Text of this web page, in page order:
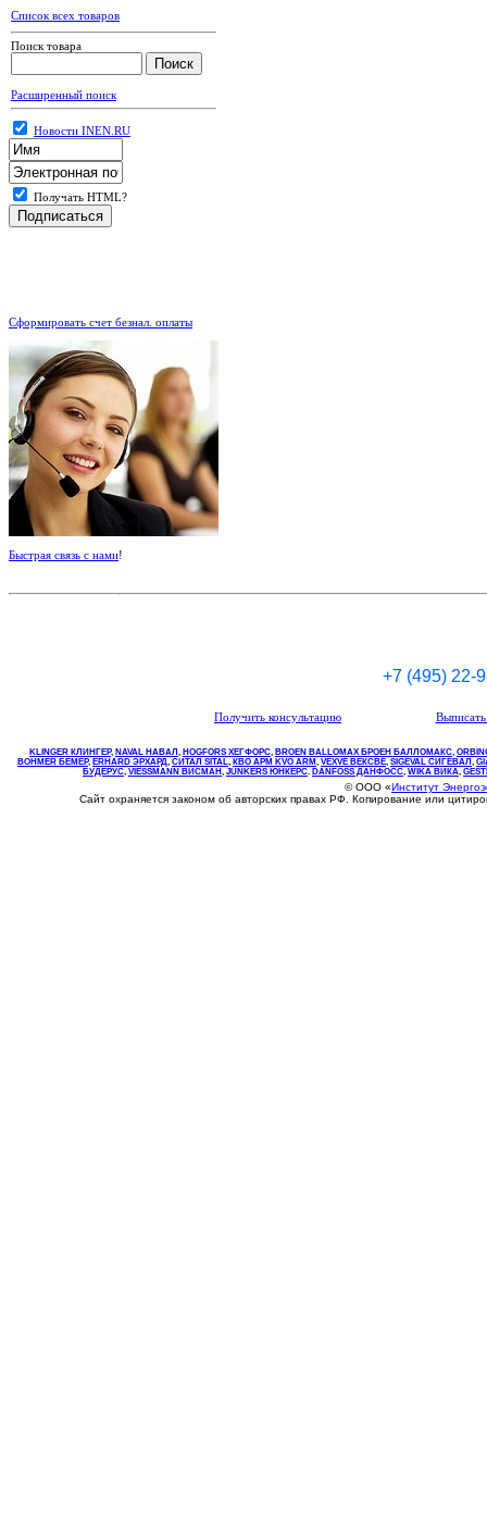
Список всех товаров
Поиск товара
Расширенный поиск
Новости INEN.RU
Получать HTML?
Сформировать счет безнал. оплаты
Быстрая связь с нами!
+7 (495) 22-
Получить консультацию
KLINGER КЛИНГЕР, NAVAL НАВАЛ , НOGFORS ХЕГФОРС, BROEN BALLOMAX БРОЕН БАЛЛОМАКС,
BOHMER БЕМЕР, ERHARD ЭРХАРД, СИТАЛ SITAL, КВО АРМ KVO ARM, VEXVE ВЕКСВЕ, SIGEVAL СИГЕВАЛ ,
БУДЕРУС, VIESSMANN ВИСМАН , JUNKERS ЮНКЕРС. DANFOSS ДАНФОСС, WIKA ВИКА,
© ООО «Институт
Сайт охраняется законом об авторских правах РФ. Копирование или